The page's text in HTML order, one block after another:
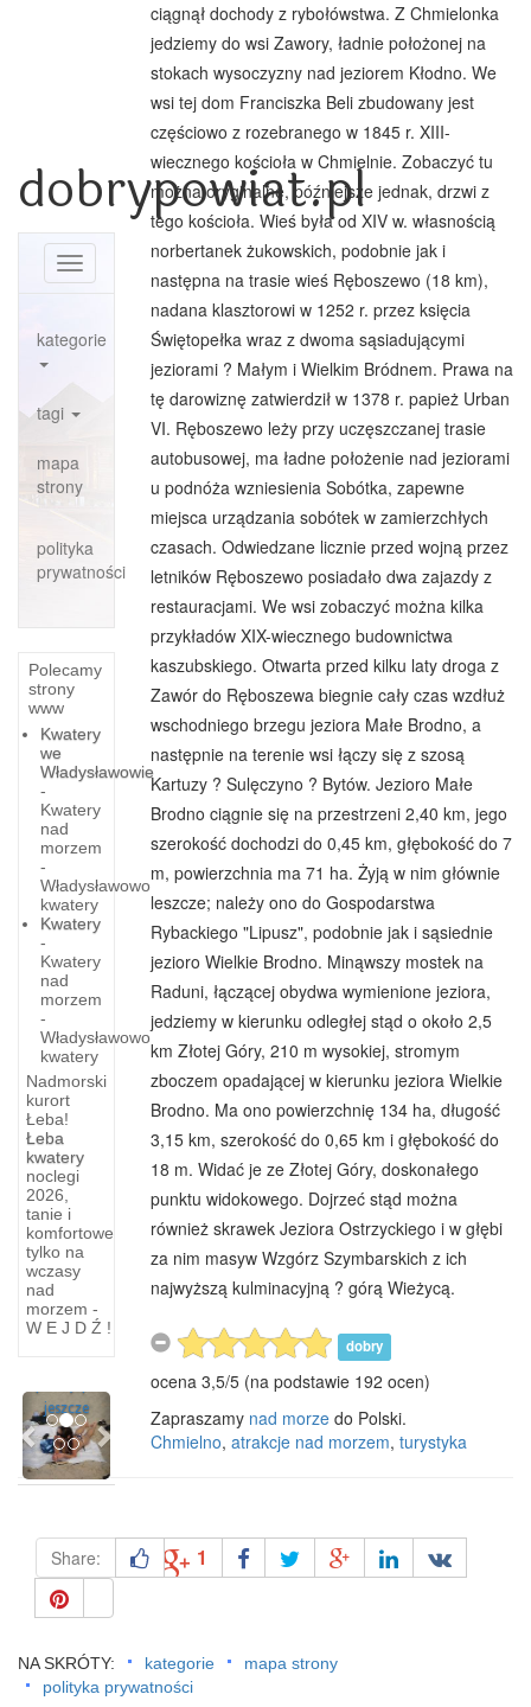
dobrypowiat.pl
Toggle
navigation
kategorie
tagi
mapa
strony
polityka
prywatności
Polecamy
strony
www
Kwatery
we
Władysławowie
-
Kwatery
nad
morzem
-
Władysławowo
kwatery
Kwatery
-
Kwatery
nad
morzem
-
Władysławowo
kwatery
Nadmorski
kurort
Łeba!
Łeba
kwatery
noclegi
2026,
tanie i
komfortowe
tylko na
wczasy
nad
morzem -
W E J D Ź !
Strój
ludowy
ludności
>Odmienny
od
innych
strój
jeszcze
PreviousNext
ciągnął dochody z rybołówstwa. Z Chmielonka
jedziemy do wsi Zawory, ładnie położonej na
stokach wysoczyzny nad jeziorem Kłodno. We
wsi tej dom Franciszka Beli zbudowany jest
częściowo z rozebranego w 1845 r. XIII-
wiecznego kościoła w Chmielnie. Zobaczyć tu
można oryginalne, późniejsze jednak, drzwi z
tego kościoła. Wieś była od XIV w. własnością
norbertanek żukowskich, podobnie jak i
następna na trasie wieś Ręboszewo (18 km),
nadana klasztorowi w 1252 r. przez księcia
Świętopełka wraz z dwoma sąsiadującymi
jeziorami ? Małym i Wielkim Bródnem. Prawa na
tę darowiznę zatwierdził w 1378 r. papież Urban
VI. Ręboszewo leży przy uczęszczanej trasie
autobusowej, ma ładne położenie nad jeziorami
u podnóża wzniesienia Sobótka, zapewne
miejsca urządzania sobótek w zamierzchłych
czasach. Odwiedzane licznie przed wojną przez
letników Ręboszewo posiadało dwa zajazdy z
restauracjami. We wsi zobaczyć można kilka
przykładów XIX-wiecznego budownictwa
kaszubskiego. Otwarta przed kilku laty droga z
Zawór do Ręboszewa biegnie cały czas wzdłuż
wschodniego brzegu jeziora Małe Brodno, a
następnie na terenie wsi łączy się z szosą
Kartuzy ? Sulęczyno ? Bytów. Jezioro Małe
Brodno ciągnie się na przestrzeni 2,40 km, jego
szerokość dochodzi do 0,45 km, głębokość do 7
m, powierzchnia ma 71 ha. Żyją w nim głównie
leszcze; należy ono do Gospodarstwa
Rybackiego "Lipusz", podobnie jak i sąsiednie
jezioro Wielkie Brodno. Minąwszy mostek na
Raduni, łączącej obydwa wymienione jeziora,
jedziemy w kierunku odległej stąd o około 2,5
km Złotej Góry, 210 m wysokiej, stromym
zboczem opadającej w kierunku jeziora Wielkie
Brodno. Ma ono powierzchnię 134 ha, długość
3,15 km, szerokość do 0,65 km i głębokość do
18 m. Widać je ze Złotej Góry, doskonałego
punktu widokowego. Dojrzeć stąd można
również skrawek Jeziora Ostrzyckiego i w głębi
za nim masyw Wzgórz Szymbarskich z ich
najwyższą kulminacyjną ? górą Wieżycą.
dobry
ocena 3,5/5 (na podstawie 192 ocen)
Zapraszamy nad morze do Polski.
Chmielno, atrakcje nad morzem, turystyka
Share: 1
NA SKRÓTY: kategorie
mapa strony
polityka prywatności